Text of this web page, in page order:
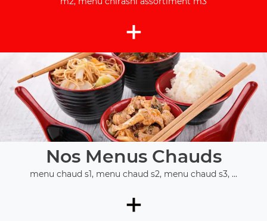
+
Nos Menus Chauds
menu chaud s1, menu chaud s2, menu chaud s3, ...
+